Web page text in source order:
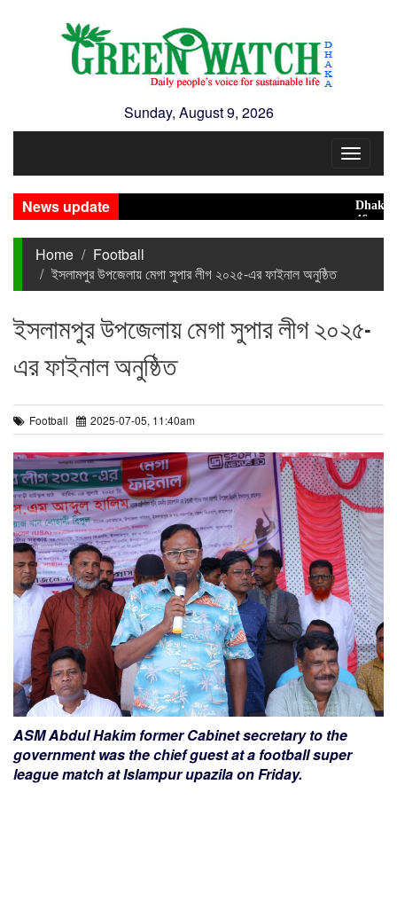
Sunday, August 9, 2026
Toggle
News update
Dhaka
46
Home
Football
ইসলামপুর উপজেলায় মেগা সুপার লীগ ২০২৫-এর ফাইনাল অনুষ্ঠিত
ইসলামপুর উপজেলায় মেগা সুপার লীগ ২০২৫-
এর ফাইনাল অনুষ্ঠিত
Football 2025-07-05, 11:40am
ASM Abdul Hakim former Cabinet secretary to the
government was the chief guest at a football super
league match at Islampur upazila on Friday.